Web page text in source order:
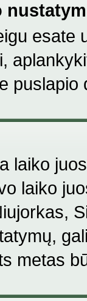
esate
laiko
laiko
metas